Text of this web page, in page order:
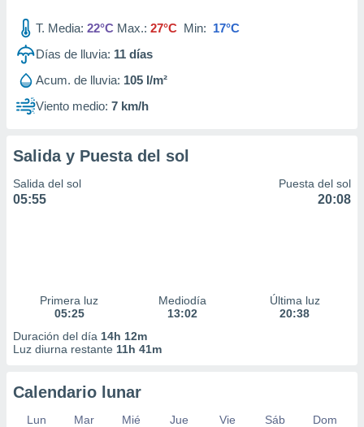
1199T. Media: 22°C Max.: 27°C Min: 17°C
Días de lluvia: 11 días
Acum. de lluvia: 105 l/m²
Viento medio: 7 km/h
Salida y Puesta del sol
Salida del sol
05:55
Puesta del sol
20:08
Primera luz
05:25
Mediodía
13:02
Última luz
20:38
Duración del día 14h 12m
Luz diurna restante 11h 41m
Calendario lunar
Lun Mar Mié Jue Vie Sáb
Dom